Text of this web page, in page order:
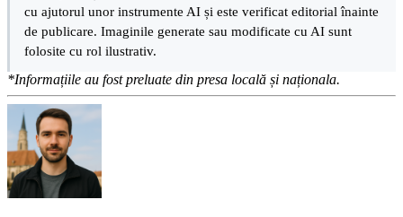
cu ajutorul unor instrumente AI și este verificat editorial înainte
de publicare. Imaginile generate sau modificate cu AI sunt
folosite cu rol ilustrativ.
*Informațiile au fost preluate din presa locală și naționala.